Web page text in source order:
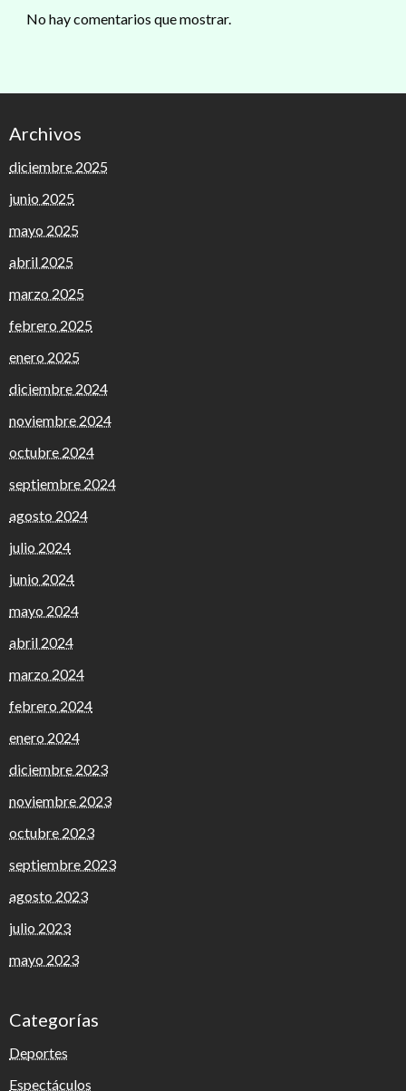
No hay comentarios que mostrar.
Archivos
diciembre 2025
junio 2025
mayo 2025
abril 2025
marzo 2025
febrero 2025
enero 2025
diciembre 2024
noviembre 2024
octubre 2024
septiembre 2024
agosto 2024
julio 2024
junio 2024
mayo 2024
abril 2024
marzo 2024
febrero 2024
enero 2024
diciembre 2023
noviembre 2023
octubre 2023
septiembre 2023
agosto 2023
julio 2023
mayo 2023
Categorías
Deportes
Espectáculos